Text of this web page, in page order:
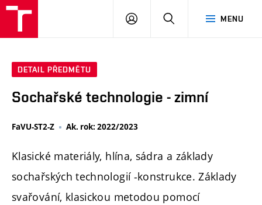
MENU
PŘIHLÁSIT
DETAIL PŘEDMĚTU
Sochařské technologie - zimní
FaVU-ST2-Z Ak. rok: 2022/2023
Klasické materiály, hlína, sádra a základy
sochařských technologií -konstrukce. Základy
svařování, klasickou metodou pomocí